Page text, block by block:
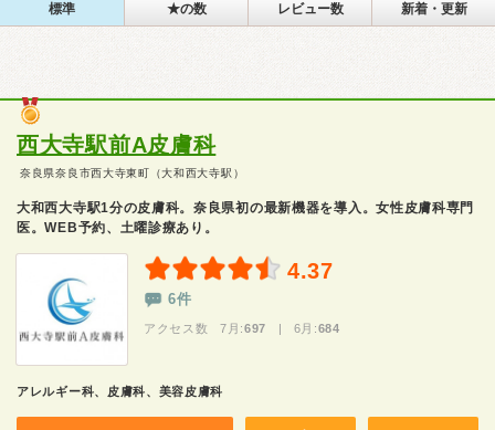
標準 ★の数 レビュー数 新着・更新
西大寺駅前A皮膚科
奈良県奈良市西大寺東町（大和西大寺駅）
大和西大寺駅1分の皮膚科。奈良県初の最新機器を導入。女性皮膚科専門
医。WEB予約、土曜診療あり。
4.37
6件
アクセス数 7月:697 | 6月:684
アレルギー科、皮膚科、美容皮膚科